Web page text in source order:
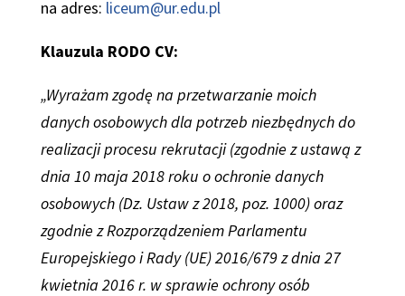
na adres: liceum@ur.edu.pl
Klauzula RODO CV:
„Wyrażam zgodę na przetwarzanie moich
danych osobowych dla potrzeb niezbędnych do
realizacji procesu rekrutacji (zgodnie z ustawą z
dnia 10 maja 2018 roku o ochronie danych
osobowych (Dz. Ustaw z 2018, poz. 1000) oraz
zgodnie z Rozporządzeniem Parlamentu
Europejskiego i Rady (UE) 2016/679 z dnia 27
kwietnia 2016 r. w sprawie ochrony osób